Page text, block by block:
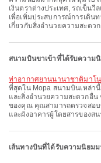
เงินตราต่างประเทศ, รถเข็น
เพื่อเพิ่มประสบการณ์การเดิ
เกี่ยวกับสิ่งอำนวยความสะดว
สนามบินขาเข้าที่ได้รับความ
ท่าอากาศยานนานาชาติมาโ
ที่สุดใน Mopa สนามบินเหล่า
และสิ่งอำนวยความสะดวกอื่น
ของคุณ คุณสามารถตรวจสอบ
และผังอาคารผู้โดยสารของส
เส้นทางบินที่ได้รับความนิยม